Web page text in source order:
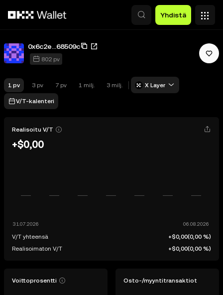
Yhdistä
0x6c2e...68509c
802 pv
1 pv 3 pv 7 pv 1 milj. 3 milj. X Layer
V/T-kalenteri
Realisoitu V/T
+$0,00
V/T yhteensä +$0,00(0,00 %)
Realisoimaton V/T
+$0,00(0,00 %)
Voittoprosentti Osto-/myyntitransaktiot